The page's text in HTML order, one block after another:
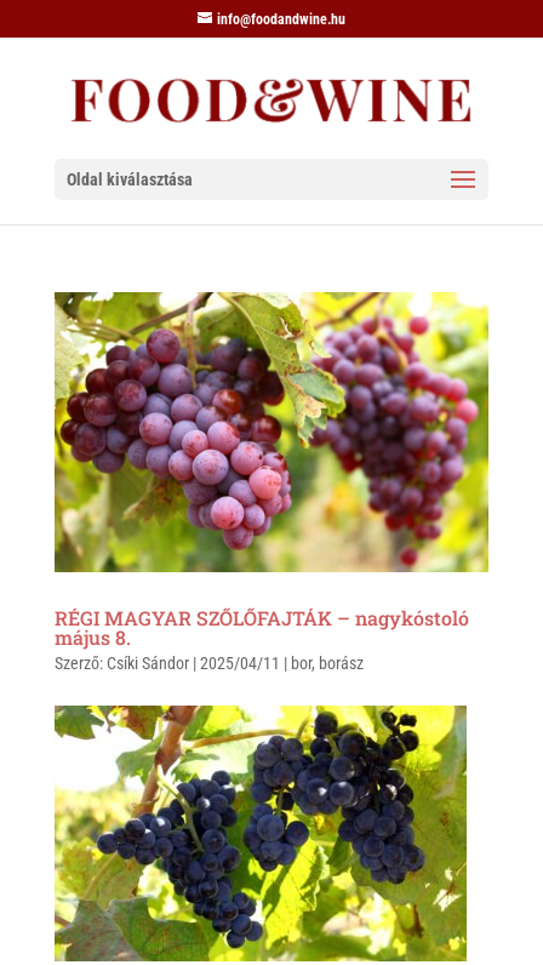
info@foodandwine.hu
Oldal kiválasztása
RÉGI MAGYAR SZŐLŐFAJTÁK – nagykóstoló
május 8.
Szerző: Csíki Sándor|2025/04/11 | bor, borász